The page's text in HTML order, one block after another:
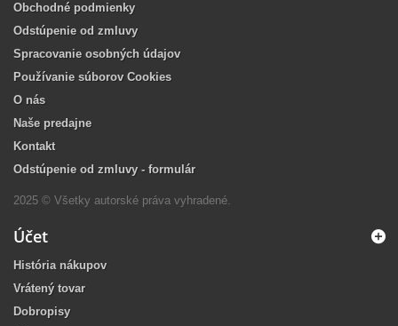
Obchodné podmienky
Odstúpenie od zmluvy
Spracovanie osobných údajov
Používanie súborov Cookies
O nás
Naše predajne
Kontakt
Odstúpenie od zmluvy - formulár
2025 © Všetky autorské práva vyhradené.
Účet
História nákupov
Vrátený tovar
Dobropisy